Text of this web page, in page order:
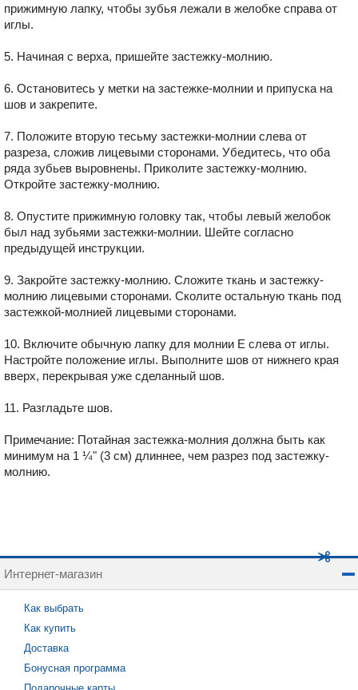
прижимную лапку, чтобы зубья лежали в желобке справа от
иглы.
5. Начиная с верха, пришейте застежку-молнию.
6. Остановитесь у метки на застежке-молнии и припуска на
шов и закрепите.
7. Положите вторую тесьму застежки-молнии слева от
разреза, сложив лицевыми сторонами. Убедитесь, что оба
ряда зубьев выровнены. Приколите застежку-молнию.
Откройте застежку-молнию.
8. Опустите прижимную головку так, чтобы левый желобок
был над зубьями застежки-молнии. Шейте согласно
предыдущей инструкции.
9. Закройте застежку-молнию. Сложите ткань и застежку-
молнию лицевыми сторонами. Сколите остальную ткань под
застежкой-молнией лицевыми сторонами.
10. Включите обычную лапку для молнии E слева от иглы.
Настройте положение иглы. Выполните шов от нижнего края
вверх, перекрывая уже сделанный шов.
11. Разгладьте шов.
Примечание: Потайная застежка-молния должна быть как
минимум на 1 ¼" (3 см) длиннее, чем разрез под застежку-
молнию.
Интернет-магазин
Как выбрать
Как купить
Доставка
Бонусная программа